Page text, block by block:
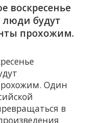
воскресенье
будут
прохожим.
Один
в